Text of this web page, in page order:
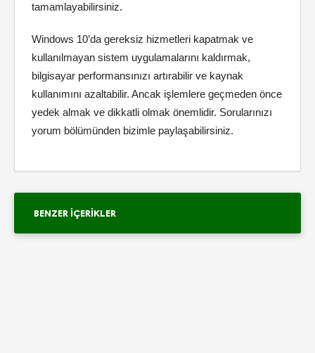
tamamlayabilirsiniz.
Windows 10’da gereksiz hizmetleri kapatmak ve
kullanılmayan sistem uygulamalarını kaldırmak,
bilgisayar performansınızı artırabilir ve kaynak
kullanımını azaltabilir. Ancak işlemlere geçmeden önce
yedek almak ve dikkatli olmak önemlidir. Sorularınızı
yorum bölümünden bizimle paylaşabilirsiniz.
BENZER İÇERIKLER